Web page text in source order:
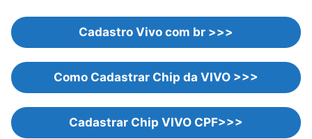
Cadastro Vivo com br >>>
Como Cadastrar Chip da VIVO >>>
Cadastrar Chip VIVO CPF>>>